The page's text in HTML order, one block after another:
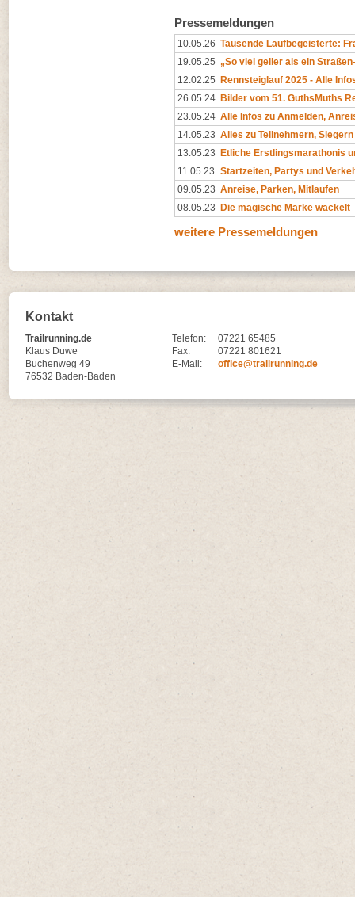
Pressemeldungen
10.05.26 Tausende Laufbegeisterte:
19.05.25 „So viel geiler als ein
12.02.25 Rennsteiglauf 2025 - Alle
26.05.24 Bilder vom 51. GuthsMuths
23.05.24 Alle Infos zu Anmelden,
14.05.23 Alles zu Teilnehmern,
13.05.23 Etliche Erstlingsmarathonis
11.05.23 Startzeiten, Partys und
09.05.23 Anreise, Parken, Mitlaufen
08.05.23 Die magische Marke wackelt
weitere Pressemeldungen
Kontakt
Trailrunning.de
Klaus Duwe
Buchenweg 49
76532 Baden-Baden
Telefon:
07221 65485
Fax:
07221 801621
E-Mail:
office@trailrunning.de